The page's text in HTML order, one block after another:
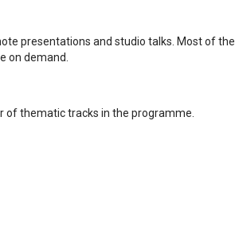
presentations and studio talks. Most of the
on demand.
of thematic tracks in the programme.